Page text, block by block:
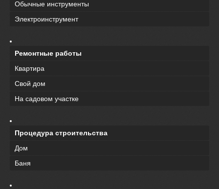
Обычные инструменты
Электроинструмент
Ремонтные работы
Квартира
Свой дом
На садовом участке
Процедура строительства
Дом
Баня